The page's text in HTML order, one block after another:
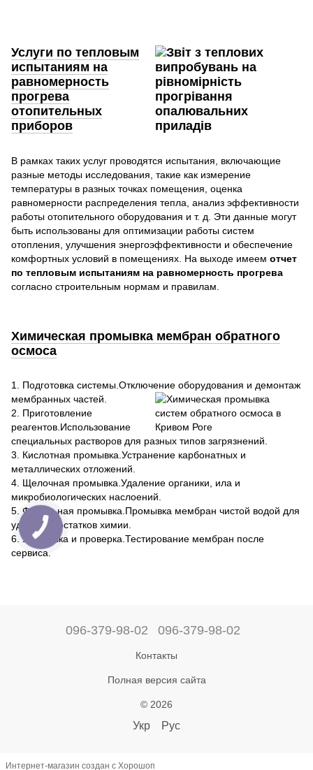
Услуги по тепловым
испытаниям на
равномерность
прогрева
отопительных
приборов
В рамках таких услуг проводятся испытания, включающие
разные методы исследования, такие как измерение
температуры в разных точках помещения, оценка
равномерности распределения тепла, анализ эффективности
работы отопительного оборудования и т. д. Эти данные могут
быть использованы для оптимизации работы систем
отопления, улучшения энергоэффективности и обеспечение
комфортных условий в помещениях. На выходе имеем отчет
по тепловым испытаниям на равномерность прогрева
согласно строительным нормам и правилам.
Химическая промывка мембран обратного
осмоса
1. Подготовка системы.Отключение оборудования и демонтаж
мембранных частей.
2. Приготовление
реагентов.Использование
специальных растворов для разных типов загрязнений.
3. Кислотная промывка.Устранение карбонатных и
металлических отложений.
4. Щелочная промывка.Удаление органики, ила и
микробиологических наслоений.
5. Финальная промывка.Промывка мембран чистой водой для
удаления остатков химии.
6. Установка и проверка.Тестирование мембран после
сервиса.
096-379-98-02 096-379-98-02
Контакты
Полная версия сайта
© 2026
Укр Рус
Интернет-магазин создан с Хорошоп